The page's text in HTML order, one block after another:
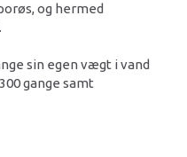
og hermed
sin egen vægt i vand
gange samt